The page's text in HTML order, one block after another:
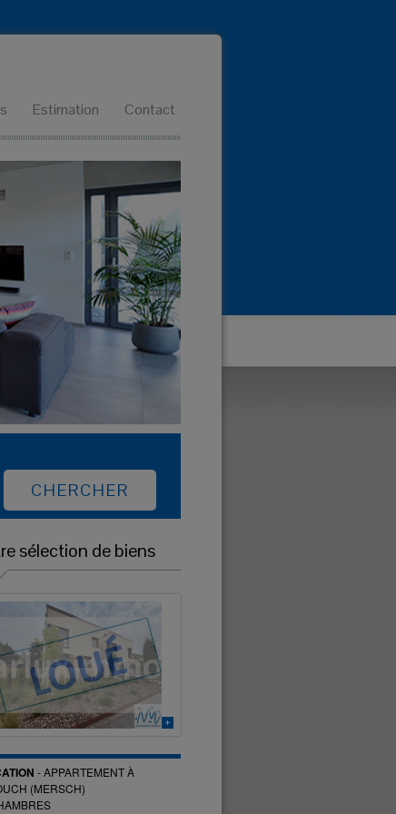
Estimation Contact
sélection de biens
-APPARTEMENTÀ
(MERSCH)